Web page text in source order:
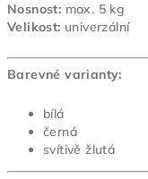
Nosnost: max. 5 kg
Velikost: univerzální
Barevné varianty:
bílá
černá
svítivě žlutá